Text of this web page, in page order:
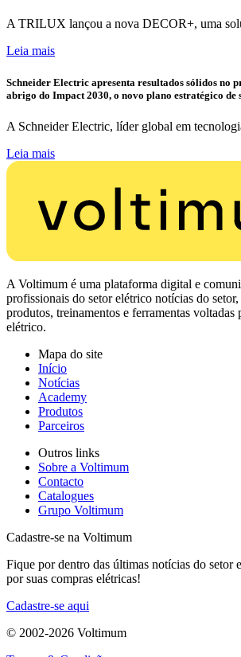
A TRILUX lançou a nova DECOR+, uma
Leia mais
Schneider Electric apresenta resultados sólidos no
abrigo do Impact 2030, o novo plano estratégico de
A Schneider Electric, líder global em
Leia mais
A Voltimum é uma plataforma digital e
profissionais do setor elétrico notícias do
produtos, treinamentos e ferramentas voltadas
elétrico.
Mapa do site
Início
Notícias
Academy
Produtos
Parceiros
Outros links
Sobre a Voltimum
Contacto
Catalogues
Grupo Voltimum
Cadastre-se na Voltimum
Fique por dentro das últimas notícias do setor
por suas compras elétricas!
Cadastre-se aqui
© 2002-2026 Voltimum